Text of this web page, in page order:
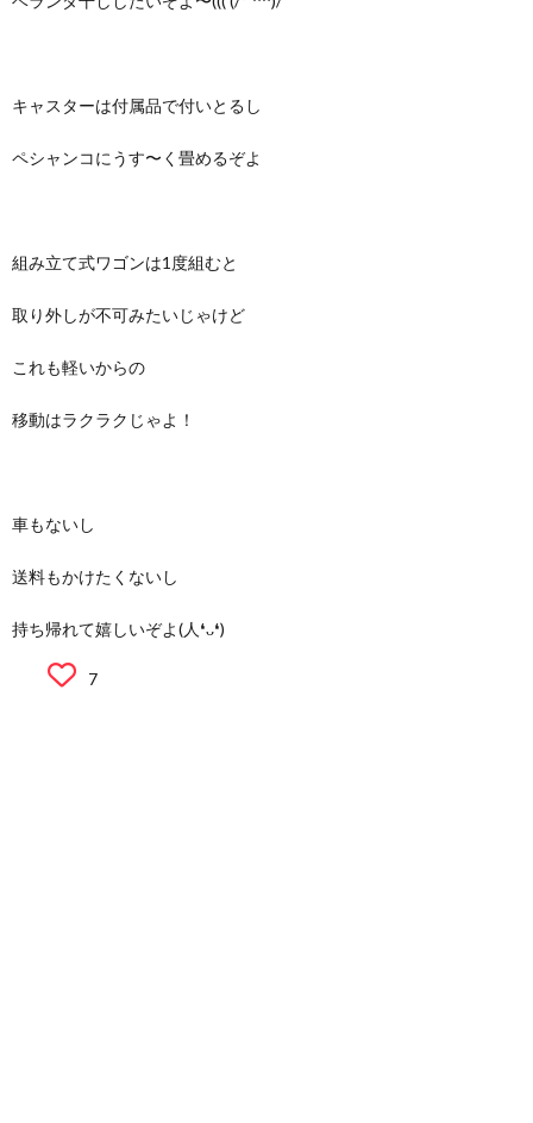
キャスターは付属品で付いとるし
ペシャンコにうす〜く畳めるぞよ
組み立て式ワゴンは1度組むと
取り外しが不可みたいじゃけど
これも軽いからの
移動はラクラクじゃよ！
車もないし
送料もかけたくないし
持ち帰れて嬉しいぞよ(人❛ᴗ❛)
7